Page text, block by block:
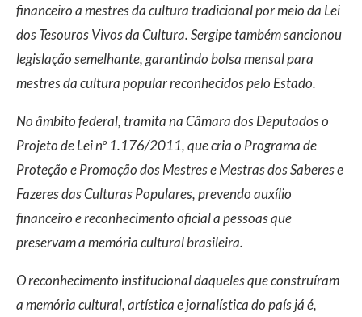
financeiro a mestres da cultura tradicional por meio da Lei
dos Tesouros Vivos da Cultura. Sergipe também sancionou
legislação semelhante, garantindo bolsa mensal para
mestres da cultura popular reconhecidos pelo Estado.
No âmbito federal, tramita na Câmara dos Deputados o
Projeto de Lei nº 1.176/2011, que cria o Programa de
Proteção e Promoção dos Mestres e Mestras dos Saberes e
Fazeres das Culturas Populares, prevendo auxílio
financeiro e reconhecimento oficial a pessoas que
preservam a memória cultural brasileira.
O reconhecimento institucional daqueles que construíram
a memória cultural, artística e jornalística do país já é,